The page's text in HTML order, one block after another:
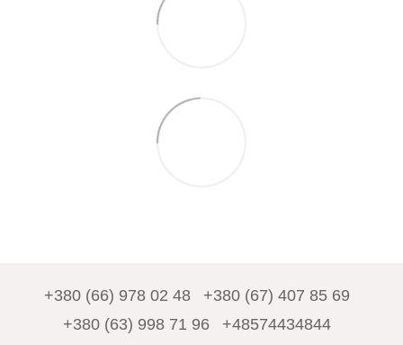
+380 (66) 978 02 48
+380 (67) 407 85 69
+380 (63) 998 71 96
+48574434844